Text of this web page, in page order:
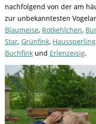
nachfolgend von der am
zur unbekanntesten
Blaumeise, Rotkehlchen,
Star, Grünfink, Haussperling
Buchfink und Erlenzeisig.